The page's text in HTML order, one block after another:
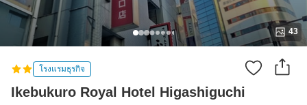
43
โรงแรมธุรกิจ
Ikebukuro Royal Hotel Higashiguchi